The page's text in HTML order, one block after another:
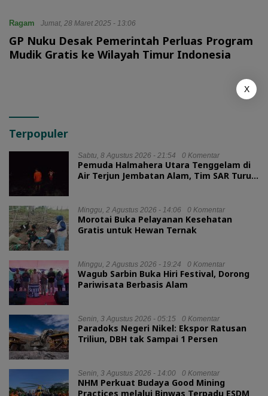
Ragam Jumat, 28 Maret 2025 - 13:06
GP Nuku Desak Pemerintah Perluas Program
Mudik Gratis ke Wilayah Timur Indonesia
Terpopuler
Sabtu, 8 Agustus 2026 - 21:54 0 Komentar
Pemuda Halmahera Utara Tenggelam di
Air Terjun Jembatan Alam, Tim SAR Turun
Minggu, 2 Agustus 2026 - 14:06 0 Komentar
Morotai Buka Pelayanan Kesehatan
Gratis untuk Hewan Ternak
Minggu, 2 Agustus 2026 - 19:24 0 Komentar
Wagub Sarbin Buka Hiri Festival, Dorong
Pariwisata Berbasis Alam
Senin, 3 Agustus 2026 - 05:15 0 Komentar
Paradoks Negeri Nikel: Ekspor Ratusan
Triliun, DBH tak Sampai 1 Persen
Senin, 3 Agustus 2026 - 14:00 0 Komentar
NHM Perkuat Budaya Good Mining
Practices melalui Binwas Terpadu ESDM
X